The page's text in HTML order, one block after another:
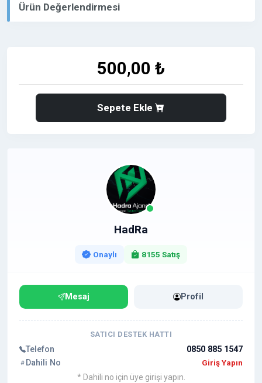
Ürün Değerlendirmesi
500,00 ₺
Sepete Ekle
HadRa
Onaylı 8155 Satış
Mesaj Profil
SATICI DESTEK HATTI
Telefon
0850 885 1547
Dahili No
Giriş Yapın
* Dahili no için üye girişi yapın.